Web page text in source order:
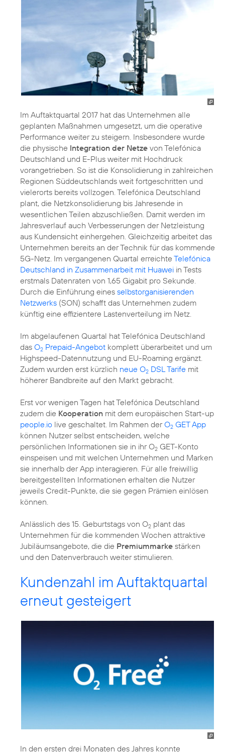
Im Auftaktquartal 2017 hat das Unternehmen alle
geplanten Maßnahmen umgesetzt, um die operative
Performance weiter zu steigern. Insbesondere wurde
die physische Integration der Netze von Telefónica
Deutschland und E-Plus weiter mit Hochdruck
vorangetrieben. So ist die Konsolidierung in zahlreichen
Regionen Süddeutschlands weit fortgeschritten und
vielerorts bereits vollzogen. Telefónica Deutschland
plant, die Netzkonsolidierung bis Jahresende in
wesentlichen Teilen abzuschließen. Damit werden im
Jahresverlauf auch Verbesserungen der Netzleistung
aus Kundensicht einhergehen. Gleichzeitig arbeitet das
Unternehmen bereits an der Technik für das kommende
5G-Netz. Im vergangenen Quartal erreichte Telefónica
Deutschland in Zusammenarbeit mit Huawei in Tests
erstmals Datenraten von 1,65 Gigabit pro Sekunde.
Durch die Einführung eines selbstorganisierenden
Netzwerks (SON) schafft das Unternehmen zudem
künftig eine effizientere Lastenverteilung im Netz.
Im abgelaufenen Quartal hat Telefónica Deutschland
das O2 Prepaid-Angebot komplett überarbeitet und um
Highspeed-Datennutzung und EU-Roaming ergänzt.
Zudem wurden erst kürzlich neue O2 DSL Tarife mit
höherer Bandbreite auf den Markt gebracht.
Erst vor wenigen Tagen hat Telefónica Deutschland
zudem die Kooperation mit dem europäischen Start-up
people.io live geschaltet. Im Rahmen derO2 GET App
können Nutzer selbst entscheiden, welche
persönlichen Informationen sie in ihr O2 GET-Konto
einspeisen und mit welchen Unternehmen und Marken
sie innerhalb der App interagieren. Für alle freiwillig
bereitgestellten Informationen erhalten die Nutzer
jeweils Credit-Punkte, die sie gegen Prämien einlösen
können.
Anlässlich des 15. Geburtstags von O2 plant das
Unternehmen für die kommenden Wochen attraktive
Jubiläumsangebote, die die Premiummarke stärken
und den Datenverbrauch weiter stimulieren.
Kundenzahl im Auftaktquartal
erneut gesteigert
In den ersten drei Monaten des Jahres konnte